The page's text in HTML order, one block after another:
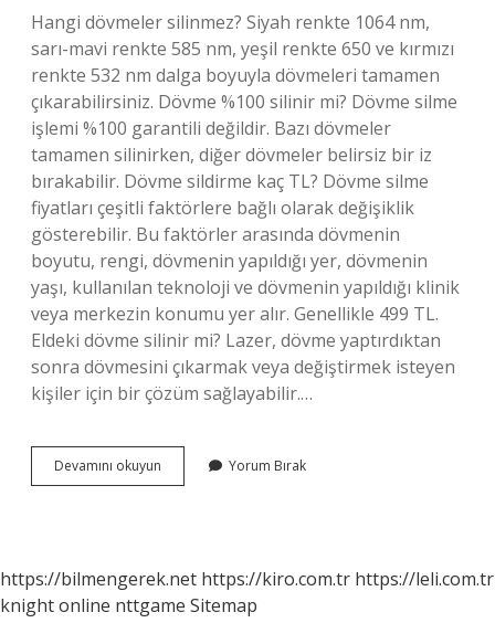
Hangi dövmeler silinmez? Siyah renkte 1064 nm,
sarı-mavi renkte 585 nm, yeşil renkte 650 ve kırmızı
renkte 532 nm dalga boyuyla dövmeleri tamamen
çıkarabilirsiniz. Dövme %100 silinir mi? Dövme silme
işlemi %100 garantili değildir. Bazı dövmeler
tamamen silinirken, diğer dövmeler belirsiz bir iz
bırakabilir. Dövme sildirme kaç TL? Dövme silme
fiyatları çeşitli faktörlere bağlı olarak değişiklik
gösterebilir. Bu faktörler arasında dövmenin
boyutu, rengi, dövmenin yapıldığı yer, dövmenin
yaşı, kullanılan teknoloji ve dövmenin yapıldığı klinik
veya merkezin konumu yer alır. Genellikle 499 TL.
Eldeki dövme silinir mi? Lazer, dövme yaptırdıktan
sonra dövmesini çıkarmak veya değiştirmek isteyen
kişiler için bir çözüm sağlayabilir.…
Devamını okuyun Kapatma
Dövme
Yorum Bırak
https://bilmengerek.net https://kiro.com.tr https://leli.com.tr
knight online nttgame Sitemap